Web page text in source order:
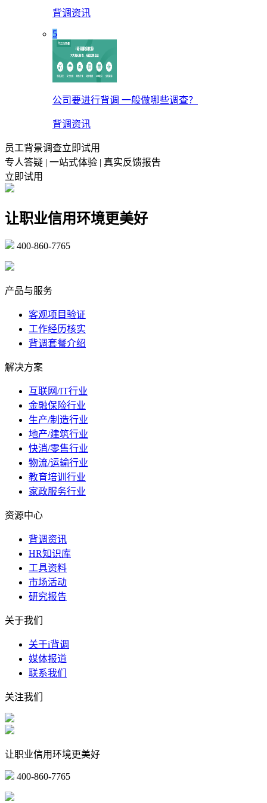
背调资讯
5
公司要进行背调 一般做哪些调查？
背调资讯
员工背景调查立即试用
专人答疑 | 一站式体验 | 真实反馈报告
立即试用
让职业信用环境更美好
400-860-7765
产品与服务
客观项目验证
工作经历核实
背调套餐介绍
解决方案
互联网/IT行业
金融保险行业
生产/制造行业
地产/建筑行业
快消/零售行业
物流/运输行业
教育培训行业
家政服务行业
资源中心
背调资讯
HR知识库
工具资料
市场活动
研究报告
关于我们
关于i背调
媒体报道
联系我们
关注我们
让职业信用环境更美好
400-860-7765